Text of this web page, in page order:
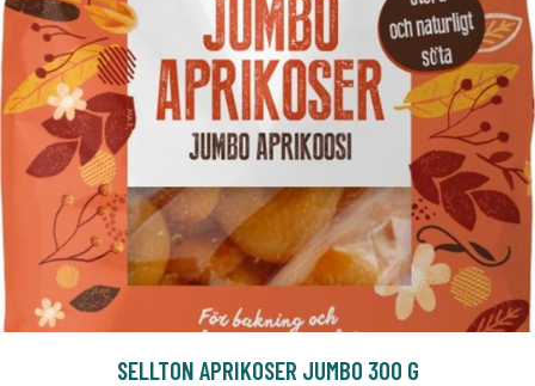
SELLTON APRIKOSER JUMBO 300 G